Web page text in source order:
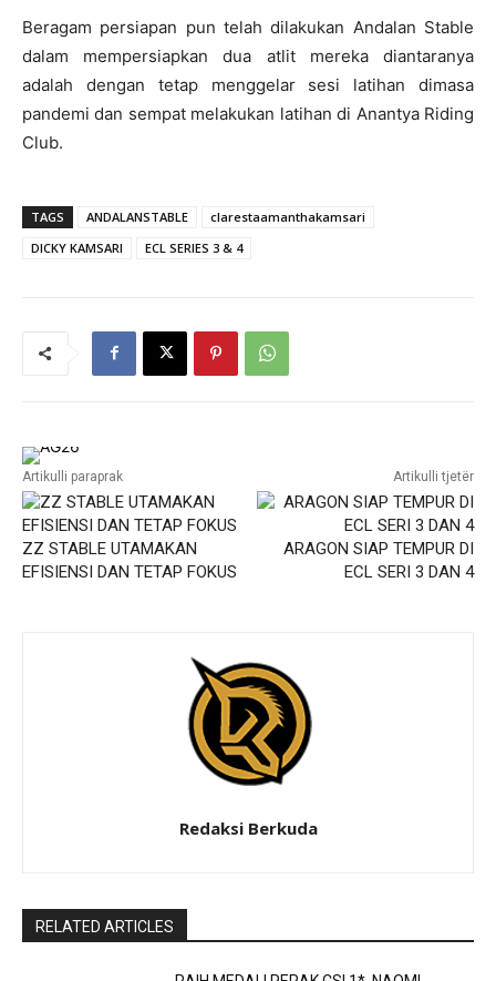
Beragam persiapan pun telah dilakukan Andalan Stable
dalam mempersiapkan dua atlit mereka diantaranya
adalah dengan tetap menggelar sesi latihan dimasa
pandemi dan sempat melakukan latihan di Anantya Riding
Club.
TAGS ANDALANSTABLE
clarestaamanthakamsari
DICKY KAMSARI
ECL SERIES 3 & 4
Artikulli paraprak
ZZ STABLE UTAMAKAN
EFISIENSI DAN TETAP FOKUS
Artikulli tjetër
ARAGON SIAP TEMPUR DI
ECL SERI 3 DAN 4
Redaksi Berkuda
RELATED ARTICLES